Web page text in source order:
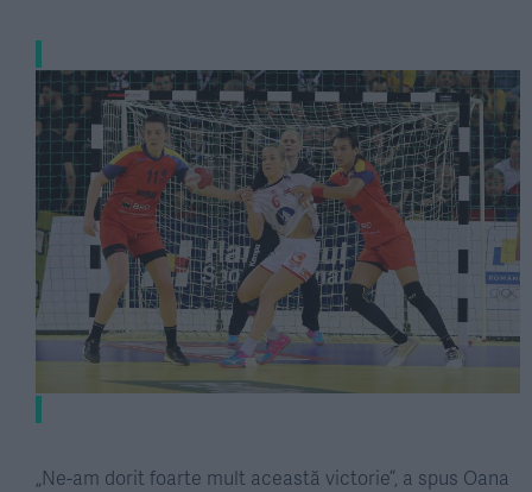
„Ne-am dorit foarte mult această victorie”, a spus Oana